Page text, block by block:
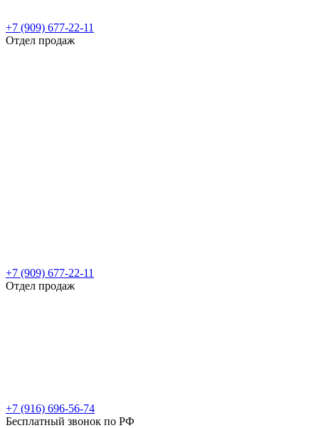
+7 (909) 677-22-11
Отдел продаж
+7 (909) 677-22-11
Отдел продаж
+7 (916) 696-56-74
Бесплатный звонок по РФ